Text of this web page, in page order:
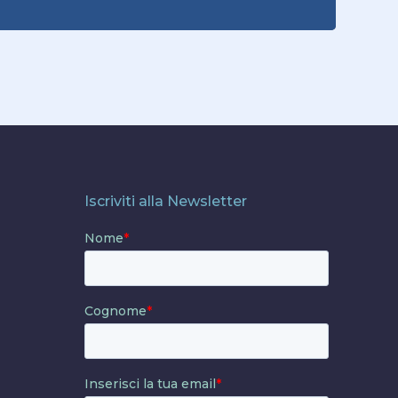
Iscriviti alla Newsletter